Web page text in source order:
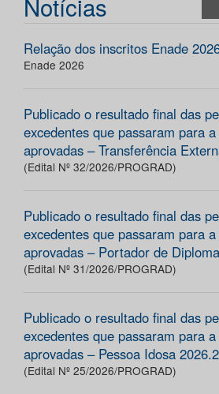
Relação dos inscritos Enade
Enade 2026
Publicado o resultado final das
excedentes que passaram para
aprovadas – Transferência
(Edital Nº 32/2026/PROGRAD)
Publicado o resultado final das
excedentes que passaram para
aprovadas – Portador de
(Edital Nº 31/2026/PROGRAD)
Publicado o resultado final das
excedentes que passaram para
aprovadas – Pessoa Idosa 2026.2
(Edital Nº 25/2026/PROGRAD)